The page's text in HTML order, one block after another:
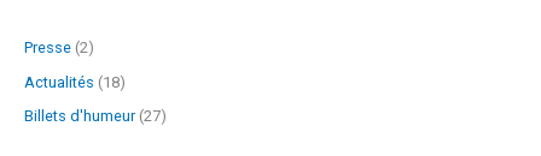
Presse (2)
Actualités (18)
Billets d'humeur(27)